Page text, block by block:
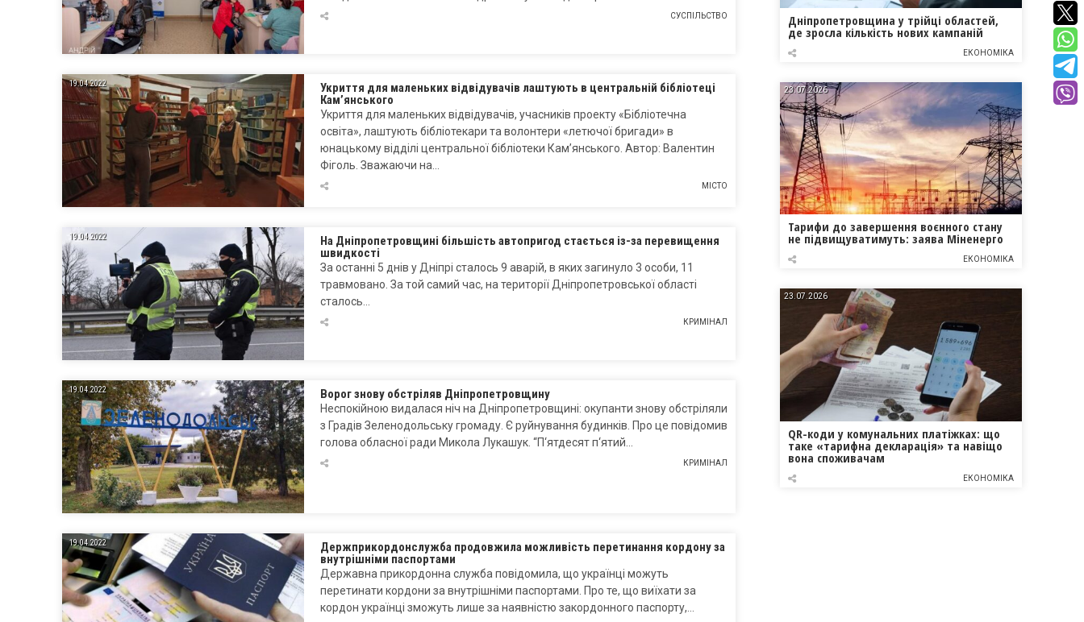
СУСПІЛЬСТВО
19.04.2022
Укриття для маленьких відвідувачів лаштують в центральній бібліотеці
Кам’янського
Укриття для маленьких відвідувачів, учасників проекту «Бібліотечна
освіта», лаштують бібліотекари та волонтери «летючої бригади» в
юнацькому відділі центральної бібліотеки Кам’янського. Автор: Валентин
Фіголь. Зважаючи на…
МІСТО
19.04.2022
На Дніпропетровщині більшість автопригод стається із-за перевищення
швидкості
За останні 5 днів у Дніпрі сталось 9 аварій, в яких загинуло 3 особи, 11
травмовано. За той самий час, на території Дніпропетровської області
сталось…
КРИМІНАЛ
19.04.2022 Ворог знову обстріляв Дніпропетровщину
Неспокійною видалася ніч на Дніпропетровщині: окупанти знову обстріляли
з Градів Зеленодольську громаду. Є руйнування будинків. Про це повідомив
голова обласної ради Микола Лукашук. “П‘ятдесят п‘ятий…
КРИМІНАЛ
19.04.2022
Держприкордонслужба продовжила можливість перетинання кордону за
внутрішніми паспортами
Державна прикордонна служба повідомила, що українці можуть
перетинати кордони за внутрішніми паспортами. Про те, що виїхати за
кордон українці зможуть лише за наявністю закордонного паспорту,…
Дніпропетровщина у трійці областей,
де зросла кількість нових кампаній
ЕКОНОМІКА
23.07.2026
Тарифи до завершення воєнного стану
не підвищуватимуть: заява Міненерго
ЕКОНОМІКА
23.07.2026
QR-коди у комунальних платіжках: що
таке «тарифна декларація» та навіщо
вона споживачам
ЕКОНОМІКА